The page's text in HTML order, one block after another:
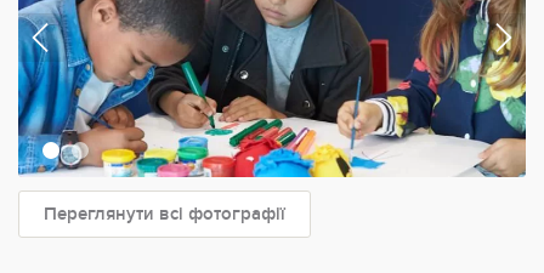
Переглянути всі фотографії